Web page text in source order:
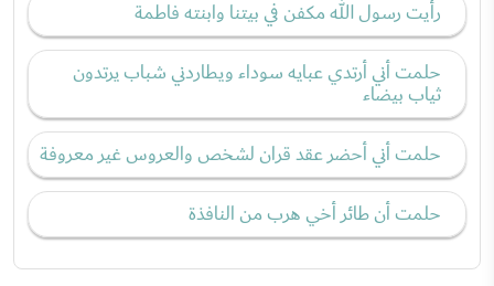
رأيت رسول الله مكفن في بيتنا وابنته فاطمة
حلمت أني أرتدي عبايه سوداء ويطاردني شباب يرتدون
ثياب بيضاء
حلمت أني أحضر عقد قران لشخص والعروس غير معروفة
حلمت أن طائر أخي هرب من النافذة